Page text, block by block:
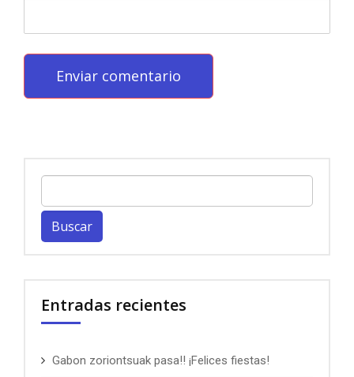
Entradas recientes
Gabon zoriontsuak pasa!! ¡Felices fiestas!